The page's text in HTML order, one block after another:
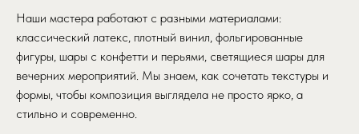
Наши мастера работают с разными материалами:
классический латекс, плотный винил, фольгированные
фигуры, шары с конфетти и перьями, светящиеся шары для
вечерних мероприятий. Мы знаем, как сочетать текстуры и
формы, чтобы композиция выглядела не просто ярко, а
стильно и современно.